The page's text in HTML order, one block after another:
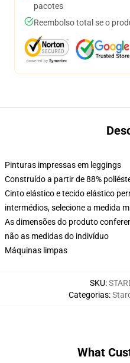
pacotes
Reembolso total se o
Pinturas impressas em leggings
Construído a partir de 88%
Cinto elástico e tecido elástico
intermédios, selecione a medida
As dimensões do produto
não as medidas do indivíduo
Máquinas limpas
SKU:
Categorias:
What